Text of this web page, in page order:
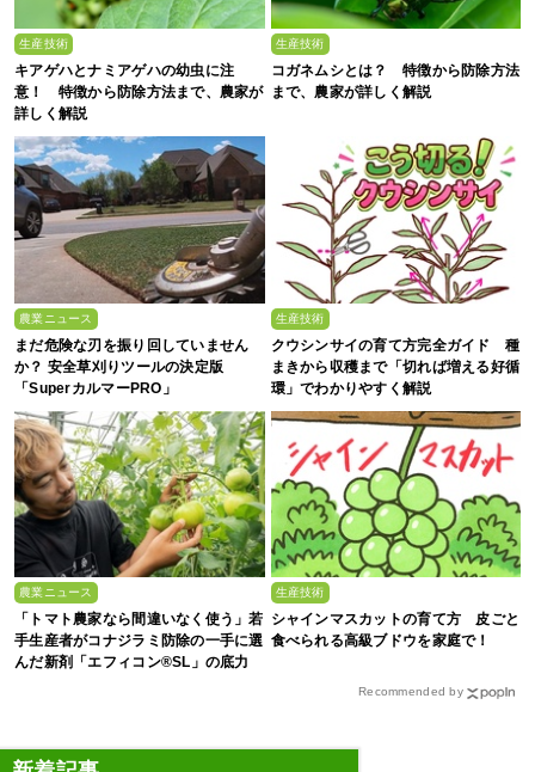
生産技術
キアゲハとナミアゲハの幼虫に注
意！ 特徴から防除方法まで、農家が
詳しく解説
生産技術
コガネムシとは？ 特徴から防除方法
まで、農家が詳しく解説
農業ニュース
まだ危険な刃を振り回していません
か？ 安全草刈りツールの決定版
「SuperカルマーPRO」
生産技術
クウシンサイの育て方完全ガイド 種
まきから収穫まで「切れば増える好循
環」でわかりやすく解説
農業ニュース
「トマト農家なら間違いなく使う」若
手生産者がコナジラミ防除の一手に選
んだ新剤「エフィコン®SL」の底力
生産技術
シャインマスカットの育て方 皮ごと
食べられる高級ブドウを家庭で！
Recommended by